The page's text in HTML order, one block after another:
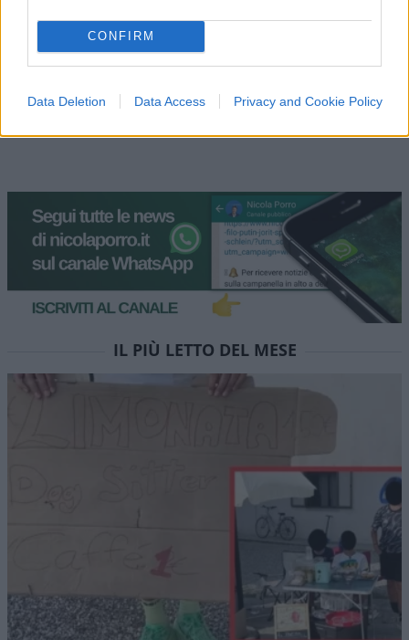
CONFIRM
Data Deletion Data Access Privacy and Cookie Policy
Vai all'archivio delle vignette
IL PIÙ LETTO DEL MESE